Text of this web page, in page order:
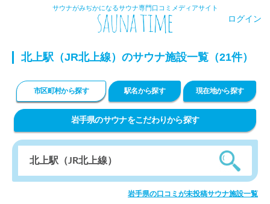
サウナがみぢかになるサウナ専門口コミメディアサイト
ログイン
北上駅（JR北上線）のサウナ施設一覧（21件）
市区町村から探す 駅名から探す 現在地から探す
岩手県のサウナをこだわりから探す
岩手県の口コミが未投稿サウナ施設一覧